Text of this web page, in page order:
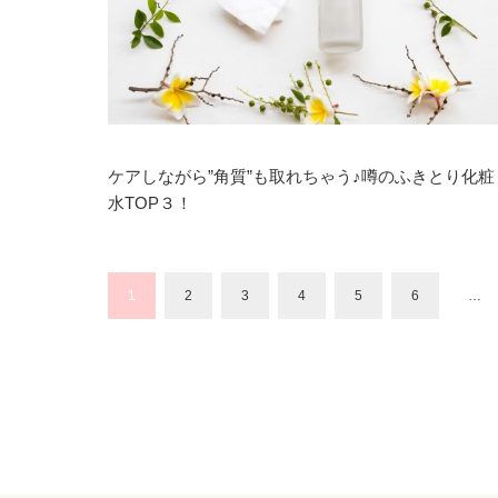
ケアしながら”角質”も取れちゃう♪噂のふきとり化粧
水TOP３！
1 2 3 4 5 6